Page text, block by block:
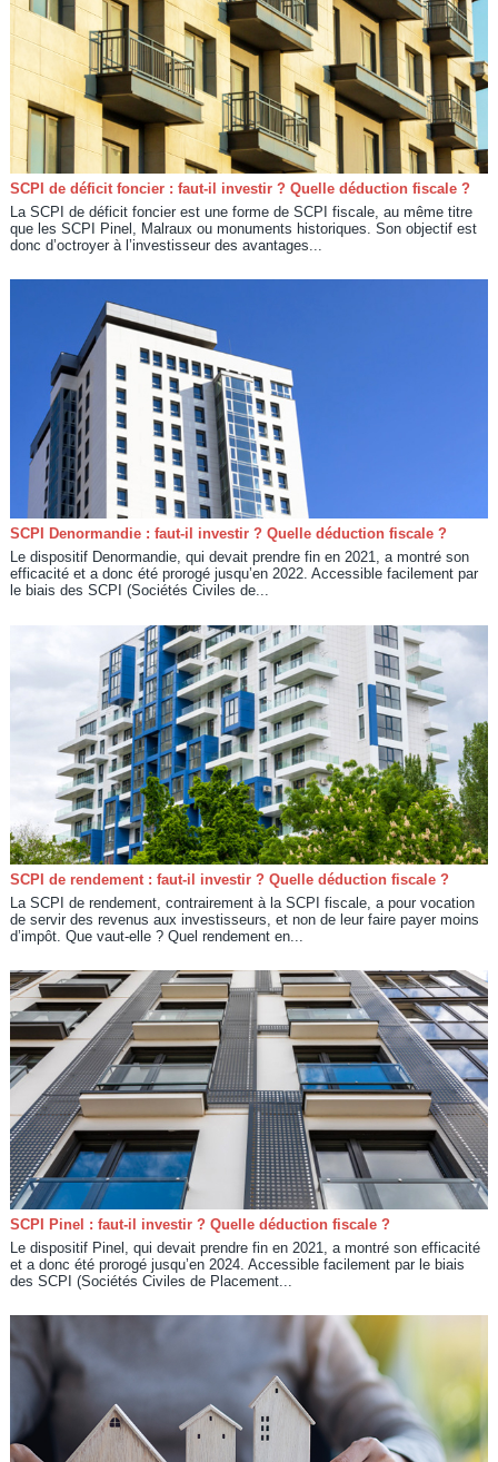
SCPI de déficit foncier : faut-il investir ? Quelle déduction fiscale ?
La SCPI de déficit foncier est une forme de SCPI fiscale, au même titre
que les SCPI Pinel, Malraux ou monuments historiques. Son objectif est
donc d’octroyer à l’investisseur des avantages...
SCPI Denormandie : faut-il investir ? Quelle déduction fiscale ?
Le dispositif Denormandie, qui devait prendre fin en 2021, a montré son
efficacité et a donc été prorogé jusqu’en 2022. Accessible facilement par
le biais des SCPI (Sociétés Civiles de...
SCPI de rendement : faut-il investir ? Quelle déduction fiscale ?
La SCPI de rendement, contrairement à la SCPI fiscale, a pour vocation
de servir des revenus aux investisseurs, et non de leur faire payer moins
d’impôt. Que vaut-elle ? Quel rendement en...
SCPI Pinel : faut-il investir ? Quelle déduction fiscale ?
Le dispositif Pinel, qui devait prendre fin en 2021, a montré son efficacité
et a donc été prorogé jusqu’en 2024. Accessible facilement par le biais
des SCPI (Sociétés Civiles de Placement...